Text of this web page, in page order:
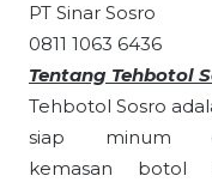
PT Sinar Sosro
0811 1063 6436
Tentang Tehbotol
Tehbotol Sosro
siap minum
kemasan botol